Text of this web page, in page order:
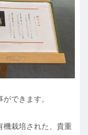
できます。
機栽培された、貴重